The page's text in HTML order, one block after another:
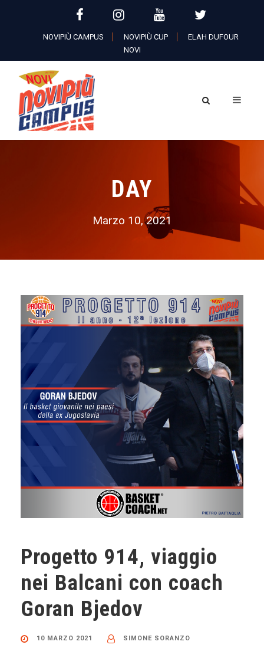
NOVIPIÙ CAMPUS NOVIPIÙ CUP
ELAH DUFOUR
NOVI
DAY
Marzo 10, 2021
Progetto 914, viaggio
nei Balcani con coach
Goran Bjedov
10 MARZO 2021
SIMONE SORANZO